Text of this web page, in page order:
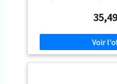
intérieur anti-infiltration
et facil à